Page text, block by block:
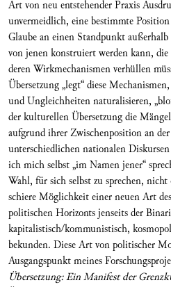
Art von neu entstehender Praxis
unvermeidlich, eine bestimmte
Glaube an einen Standpunkt
von jenen konstruiert werden kann,
deren Wirkmechanismen verhüllen
Übersetzung „legt“ diese
und Ungleichheiten naturalisieren,
der kulturellen Übersetzung die
aufgrund ihrer Zwischenposition an der
unterschiedlichen nationalen
ich mich selbst „im Namen jener“
Wahl, für sich selbst zu sprechen,
schiere Möglichkeit einer neuen Art
politischen Horizonts jenseits der
kapitalistisch/kommunistisch,
bekunden. Diese Art von politischer
Ausgangspunkt meines
Übersetzung: Ein Manifest der